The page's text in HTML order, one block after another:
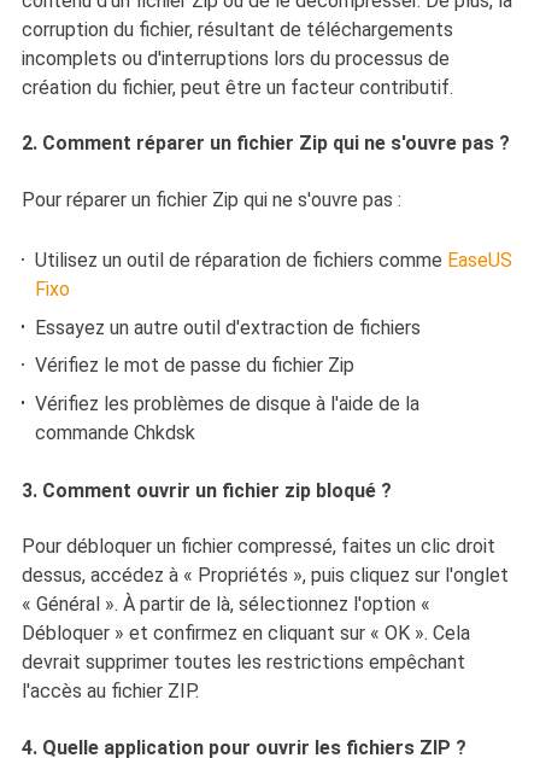
corruption du fichier, résultant de téléchargements
incomplets ou d'interruptions lors du processus de
création du fichier, peut être un facteur contributif.
2. Comment réparer un fichier Zip qui ne s'ouvre pas ?
Pour réparer un fichier Zip qui ne s'ouvre pas :
Utilisez un outil de réparation de fichiers comme EaseUS
Fixo
Essayez un autre outil d'extraction de fichiers
Vérifiez le mot de passe du fichier Zip
Vérifiez les problèmes de disque à l'aide de la
commande Chkdsk
3. Comment ouvrir un fichier zip bloqué ?
Pour débloquer un fichier compressé, faites un clic droit
dessus, accédez à « Propriétés », puis cliquez sur l'onglet
« Général ». À partir de là, sélectionnez l'option «
Débloquer » et confirmez en cliquant sur « OK ». Cela
devrait supprimer toutes les restrictions empêchant
l'accès au fichier ZIP.
4. Quelle application pour ouvrir les fichiers ZIP ?